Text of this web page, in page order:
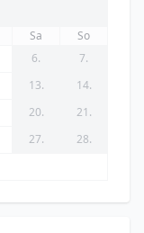
Sa
So
6.
7.
13.
14.
20.
21.
27.
28.